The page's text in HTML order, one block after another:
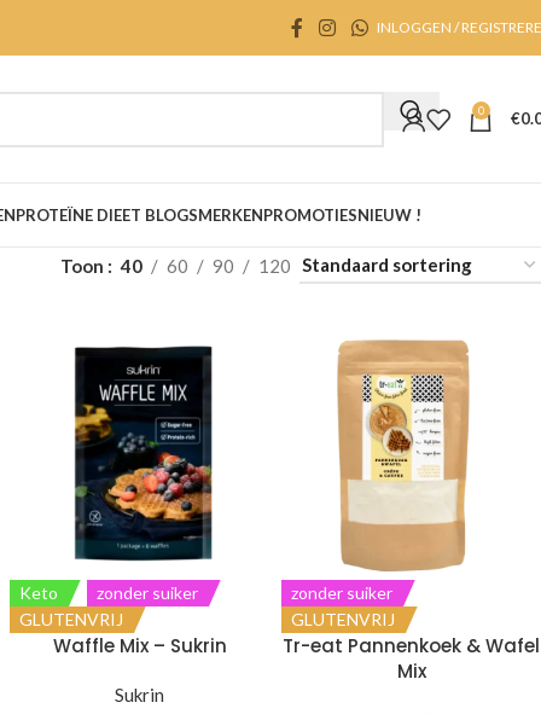
INLOGGEN /
0 €
PROTEÏNE DIEET BLOGSMERKENPROMOTIESNIEUW !
Toon 40 60 90 120
Keto
zonder suiker
GLUTENVRIJ
Waffle Mix – Sukrin
Sukrin
zonder suiker
GLUTENVRIJ
Tr-eat Pannenkoek & Wafel
Mix